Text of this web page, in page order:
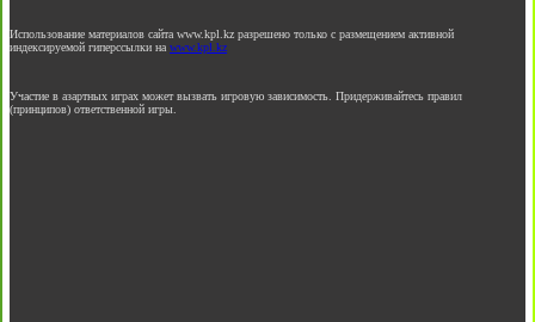
Использование материалов сайта www.kpl.kz разрешено только с размещением активной
индексируемой гиперссылки на www.kpl.kz
Участие в азартных играх может вызвать игровую зависимость. Придерживайтесь правил
(принципов) ответственной игры.